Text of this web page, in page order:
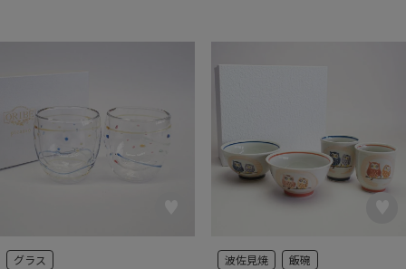
グラス
波佐見焼
飯碗